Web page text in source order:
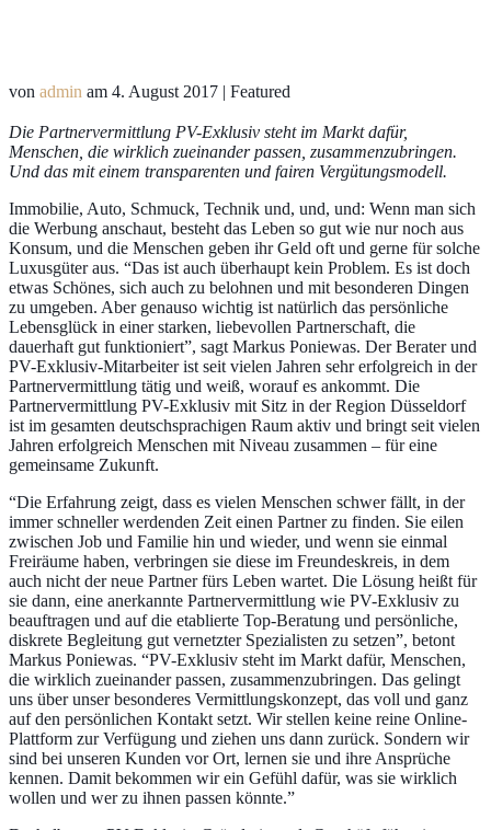
von admin am 4. August 2017 | Featured
Die Partnervermittlung PV-Exklusiv steht im Markt dafür,
Menschen, die wirklich zueinander passen, zusammenzubringen.
Und das mit einem transparenten und fairen Vergütungsmodell.
Immobilie, Auto, Schmuck, Technik und, und, und: Wenn man sich
die Werbung anschaut, besteht das Leben so gut wie nur noch aus
Konsum, und die Menschen geben ihr Geld oft und gerne für solche
Luxusgüter aus. “Das ist auch überhaupt kein Problem. Es ist doch
etwas Schönes, sich auch zu belohnen und mit besonderen Dingen
zu umgeben. Aber genauso wichtig ist natürlich das persönliche
Lebensglück in einer starken, liebevollen Partnerschaft, die
dauerhaft gut funktioniert”, sagt Markus Poniewas. Der Berater und
PV-Exklusiv-Mitarbeiter ist seit vielen Jahren sehr erfolgreich in der
Partnervermittlung tätig und weiß, worauf es ankommt. Die
Partnervermittlung PV-Exklusiv mit Sitz in der Region Düsseldorf
ist im gesamten deutschsprachigen Raum aktiv und bringt seit vielen
Jahren erfolgreich Menschen mit Niveau zusammen – für eine
gemeinsame Zukunft.
“Die Erfahrung zeigt, dass es vielen Menschen schwer fällt, in der
immer schneller werdenden Zeit einen Partner zu finden. Sie eilen
zwischen Job und Familie hin und wieder, und wenn sie einmal
Freiräume haben, verbringen sie diese im Freundeskreis, in dem
auch nicht der neue Partner fürs Leben wartet. Die Lösung heißt für
sie dann, eine anerkannte Partnervermittlung wie PV-Exklusiv zu
beauftragen und auf die etablierte Top-Beratung und persönliche,
diskrete Begleitung gut vernetzter Spezialisten zu setzen”, betont
Markus Poniewas. “PV-Exklusiv steht im Markt dafür, Menschen,
die wirklich zueinander passen, zusammenzubringen. Das gelingt
uns über unser besonderes Vermittlungskonzept, das voll und ganz
auf den persönlichen Kontakt setzt. Wir stellen keine reine Online-
Plattform zur Verfügung und ziehen uns dann zurück. Sondern wir
sind bei unseren Kunden vor Ort, lernen sie und ihre Ansprüche
kennen. Damit bekommen wir ein Gefühl dafür, was sie wirklich
wollen und wer zu ihnen passen könnte.”